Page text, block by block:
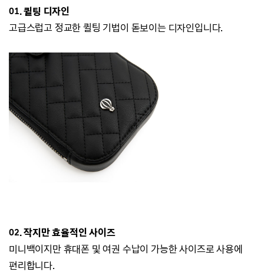
01. 퀼팅 디자인
고급스럽고 정교한 퀼팅 기법이 돋보이는 디자인입니다.
02. 작지만 효율적인 사이즈
미니백이지만 휴대폰 및 여권 수납이 가능한 사이즈로 사용에
편리합니다.